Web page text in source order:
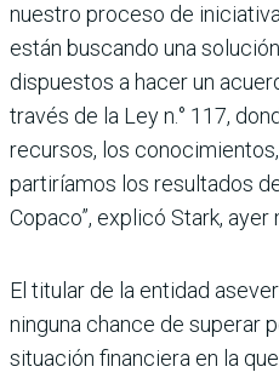
nues­tro proceso de
están bus­cando una
dispuestos a hacer un
través de la Ley n.° 117,
recursos, los
partiríamos los resultados
Copaco”, explicó Stark, ayer
El titular de la entidad
ninguna chance de supe­rar
situación financiera en la